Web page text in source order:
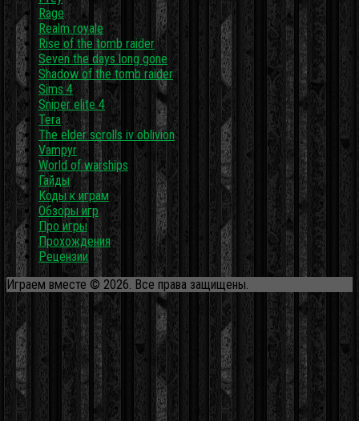
Rage
Realm royale
Rise of the tomb raider
Seven the days long gone
Shadow of the tomb raider
Sims 4
Sniper elite 4
Tera
The elder scrolls iv oblivion
Vampyr
World of warships
Гайды
Коды к играм
Обзоры игр
Про игры
Прохождения
Рецензии
Играем вместе © 2026. Все права защищены.